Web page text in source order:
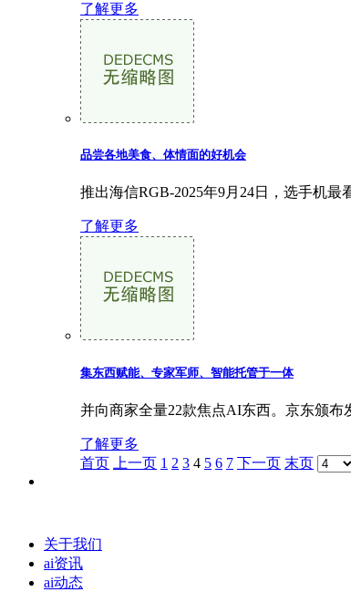
了解更多
品尝各地美食、体情面的好机会
推出海信RGB-2025年9月24日，选手机
了解更多
集东西赋能、专家军师、智能托管于一体
并向商家全量22款焦点AI东西。京东颁
了解更多
首页
上一页 1 2 3 4 5 6 7 下一页 末页
关于我们
ai资讯
ai动态